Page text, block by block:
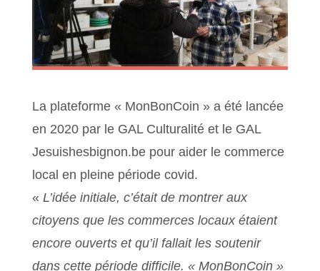
La plateforme « MonBonCoin » a été lancée
en 2020 par le GAL Culturalité et le GAL
Jesuishesbignon.be pour aider le commerce
local en pleine période covid.
« L’idée initiale, c’était de montrer aux
citoyens que les commerces locaux étaient
encore ouverts et qu’il fallait les soutenir
dans cette période difficile. « MonBonCoin »